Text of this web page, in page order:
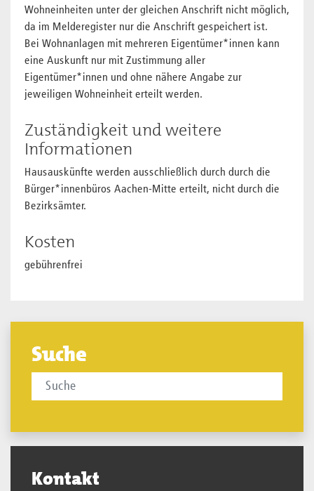
Wohneinheiten unter der gleichen Anschrift nicht möglich,
da im Melderegister nur die Anschrift gespeichert ist.
Bei Wohnanlagen mit mehreren Eigentümer*innen kann
eine Auskunft nur mit Zustimmung aller
Eigentümer*innen und ohne nähere Angabe zur
jeweiligen Wohneinheit erteilt werden.
Zuständigkeit und weitere
Informationen
Hausauskünfte werden ausschließlich durch durch die
Bürger*innenbüros Aachen-Mitte erteilt, nicht durch die
Bezirksämter.
Kosten
gebührenfrei
Suche
Kontakt